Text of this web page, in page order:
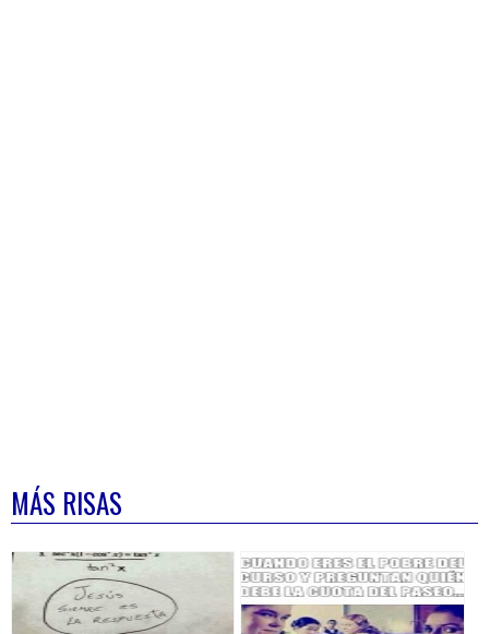
MÁS RISAS